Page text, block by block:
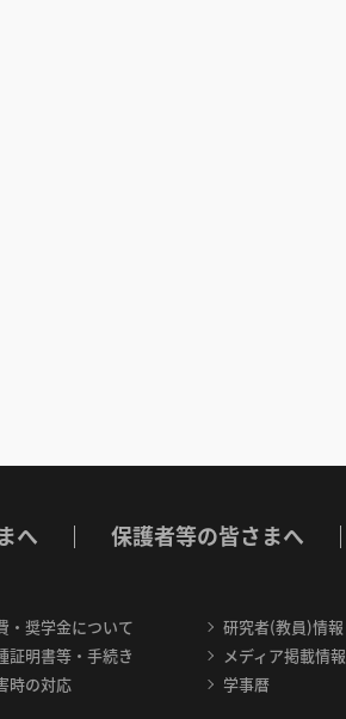
へ 保護者等の皆さまへ
・奨学金について
証明書等・手続き
時の対応
研究者(教員)情報
メディア掲載情報
学事暦